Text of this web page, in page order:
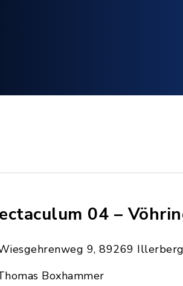
04 –
9, 89269 Illerberg
Boxhammer